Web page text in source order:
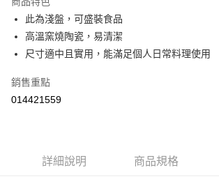
３．收到繳費通知簡訊後14天內，點擊此簡訊中的連結
ATM／網路銀行／等多元方式進行付款，方視為交易完
購買商品的店家。未經商家同意取消之訂單仍視為有效
後付繳納相關費用。
是否繳費成功／繳費後需取消欲退款等相關疑問，請聯
權轉讓予恩沛科技股份有限公司。
２．關於個人資料處理事宜，請瀏覽以下網址：
此為淺盤，可盛裝食品
高溫窯燒陶瓷，易清潔
尺寸適中且實用，能滿足個人日常料理使用
銷售重點
014421559
詳細說明 商品規格